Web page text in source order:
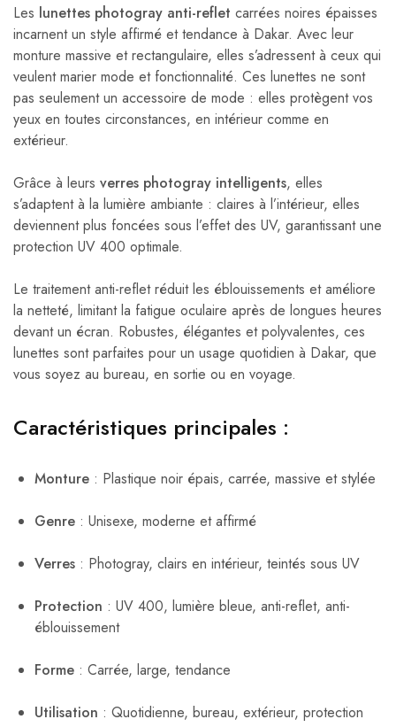
Les lunettes photogray anti-reflet carrées noires épaisses
incarnent un style affirmé et tendance à Dakar. Avec leur
monture massive et rectangulaire, elles s’adressent à ceux qui
veulent marier mode et fonctionnalité. Ces lunettes ne sont
pas seulement un accessoire de mode : elles protègent vos
yeux en toutes circonstances, en intérieur comme en
extérieur.
Grâce à leurs verres photogray intelligents, elles
s’adaptent à la lumière ambiante : claires à l’intérieur, elles
deviennent plus foncées sous l’effet des UV, garantissant une
protection UV 400 optimale.
Le traitement anti-reflet réduit les éblouissements et améliore
la netteté, limitant la fatigue oculaire après de longues heures
devant un écran. Robustes, élégantes et polyvalentes, ces
lunettes sont parfaites pour un usage quotidien à Dakar, que
vous soyez au bureau, en sortie ou en voyage.
Caractéristiques principales :
Monture : Plastique noir épais, carrée, massive et stylée
Genre : Unisexe, moderne et affirmé
Verres : Photogray, clairs en intérieur, teintés sous UV
Protection : UV 400, lumière bleue, anti-reflet, anti-
éblouissement
Forme : Carrée, large, tendance
Utilisation : Quotidienne, bureau, extérieur, protection